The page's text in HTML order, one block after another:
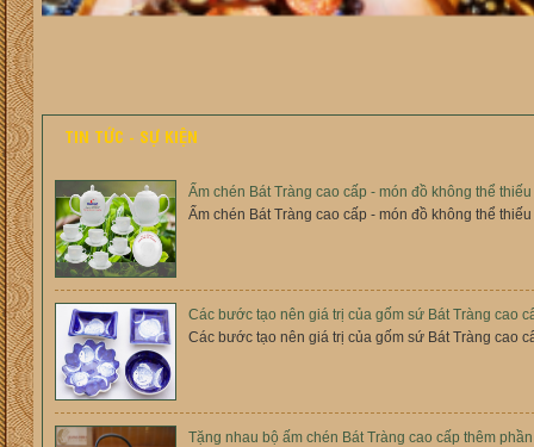
TIN TỨC - SỰ KIỆN
Ấm chén Bát Tràng cao cấp - món đồ không thể
Ấm chén Bát Tràng cao cấp - món đồ không thể
Các bước tạo nên giá trị của gốm sứ Bát Tràng cao
Các bước tạo nên giá trị của gốm sứ Bát Tràng cao
Tặng nhau bộ ấm chén Bát Tràng cao cấp thêm